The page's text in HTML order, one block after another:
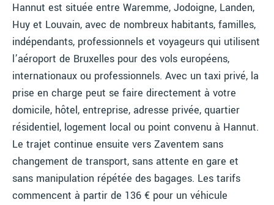
Hannut est située entre Waremme, Jodoigne, Landen,
Huy et Louvain, avec de nombreux habitants, familles,
indépendants, professionnels et voyageurs qui utilisent
l’aéroport de Bruxelles pour des vols européens,
internationaux ou professionnels. Avec un taxi privé, la
prise en charge peut se faire directement à votre
domicile, hôtel, entreprise, adresse privée, quartier
résidentiel, logement local ou point convenu à Hannut.
Le trajet continue ensuite vers Zaventem sans
changement de transport, sans attente en gare et
sans manipulation répétée des bagages. Les tarifs
commencent à partir de 136 € pour un véhicule